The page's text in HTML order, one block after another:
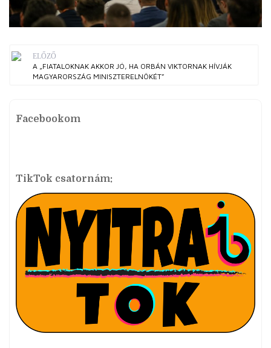
ELŐZŐ
A „FIATALOKNAK AKKOR JÓ, HA ORBÁN VIKTORNAK HÍVJÁK
MAGYARORSZÁG MINISZTERELNÖKÉT”
Facebookom
TikTok csatornám: